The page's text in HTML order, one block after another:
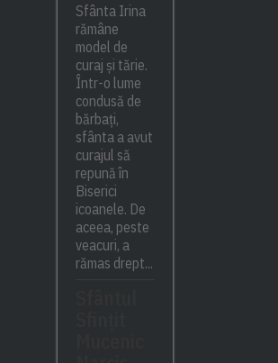
Sfânta Irina
rămâne
model de
curaj și tărie.
Într-o lume
condusă de
bărbați,
sfânta a avut
curajul să
repună în
Biserici
icoanele. De
aceea, peste
veacuri, a
rămas drept...